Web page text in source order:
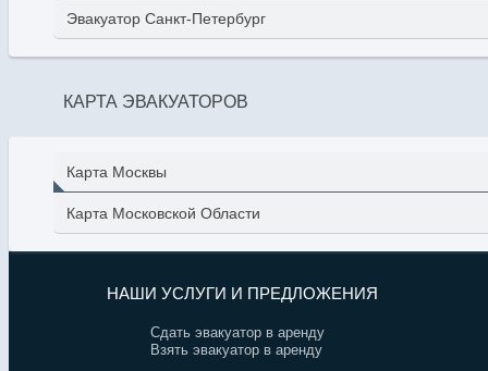
Эвакуатор Санкт-Петербург
КАРТА ЭВАКУАТОРОВ
Карта Москвы
Карта Московской Области
НАШИ УСЛУГИ И ПРЕДЛОЖЕНИЯ
Сдать эвакуатор в аренду
Взять эвакуатор в аренду